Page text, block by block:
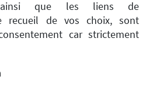
ainsi que les liens de
recueil de vos choix, sont
car strictement